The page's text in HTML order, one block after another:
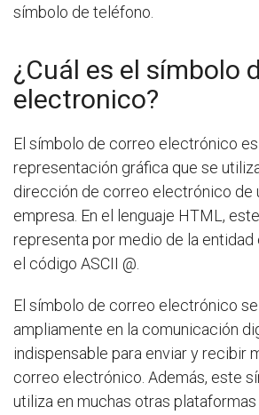
símbolo de teléfono.
¿Cuál es el símbolo
electronico?
El símbolo de correo electrónico
representación gráfica que se
dirección de correo electrónico de
empresa. En el lenguaje HTML,
representa por medio de la entidad
el código ASCII @.
El símbolo de correo electrónico
ampliamente en la comunicación
indispensable para enviar y recibir
correo electrónico. Además, este
utiliza en muchas otras